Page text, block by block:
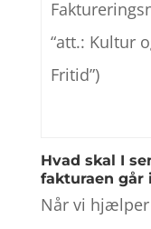
“att.: Kultur
Fritid”)
Hvad skal I
fakturaen går
Når vi